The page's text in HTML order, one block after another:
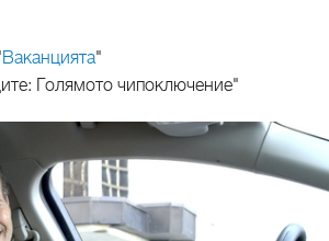
Ваканцията"
Голямото чипоключение"